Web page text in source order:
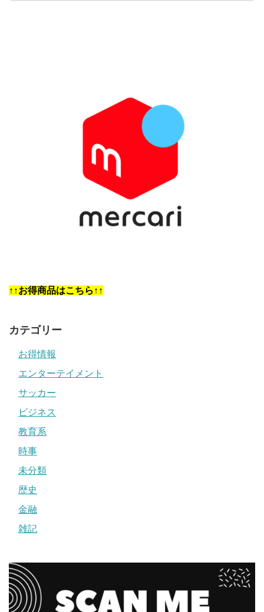
↑↑お得商品はこちら↑↑
カテゴリー
お得情報
エンターテイメント
サッカー
ビジネス
教育系
時事
未分類
歴史
金融
雑記